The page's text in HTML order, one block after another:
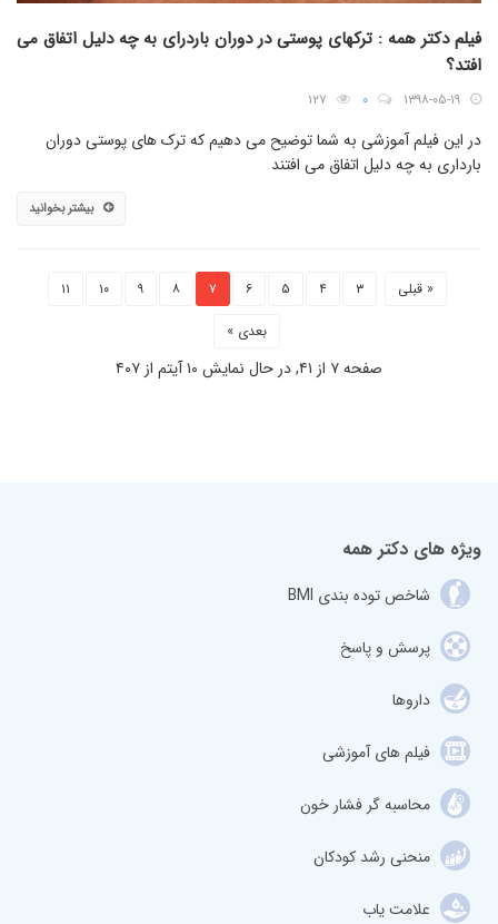
فیلم دکتر همه : ترکهای پوستی در دوران باردرای به چه دلیل اتفاق می
افتد؟
۱۳۹۸-۰۵-۱۹ ۰ ۱۲۷
در این فیلم آموزشی به شما توضیح می دهیم که ترک های پوستی دوران
بارداری به چه دلیل اتفاق می افتند
بیشتر بخوانید
« قبلی ۳ ۴ ۵ ۶ ۷ ۸ ۹ ۱۰
۱۱
بعدی »
صفحه ۷ از ۴۱, در حال نمایش ۱۰ آیتم از ۴۰۷
ویژه های دکتر همه
شاخص توده بندی BMI
پرسش و پاسخ
داروها
فیلم های آموزشی
محاسبه گر فشار خون
منحنی رشد کودکان
علامت یاب